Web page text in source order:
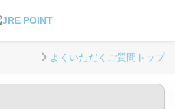
よくいただくご質問トップ